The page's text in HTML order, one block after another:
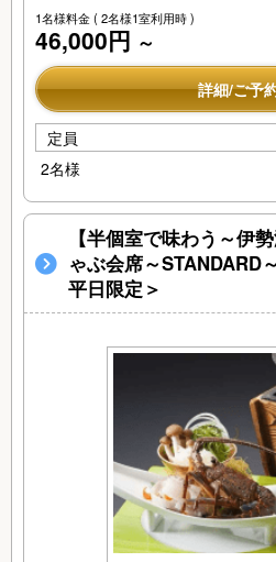
1名様料金( 2名様1室利用時 )
46,000円 ～
詳細/ご予
定員
2名様
【半個室で味わう～伊
ゃぶ会席～STANDARD
平日限定＞